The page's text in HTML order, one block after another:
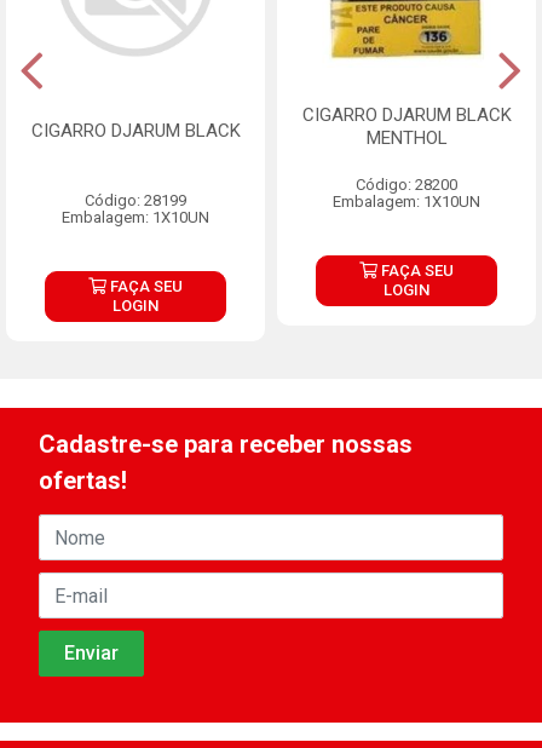
CIGARRO DJARUM BLACK
Código: 28199
Embalagem: 1X10UN
FAÇA SEU
LOGIN
CIGARRO DJARUM BLACK
MENTHOL
Código: 28200
Embalagem: 1X10UN
FAÇA SEU
LOGIN
Cadastre-se para receber nossas
ofertas!